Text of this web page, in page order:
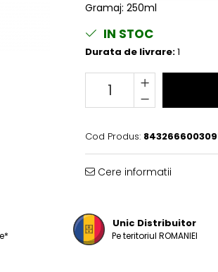
Gramaj: 250ml
IN STOC
Durata de livrare:1
Cod Produs:
Cere informatii
Unic Distribuitor
Pe teritoriul ROMANIEI